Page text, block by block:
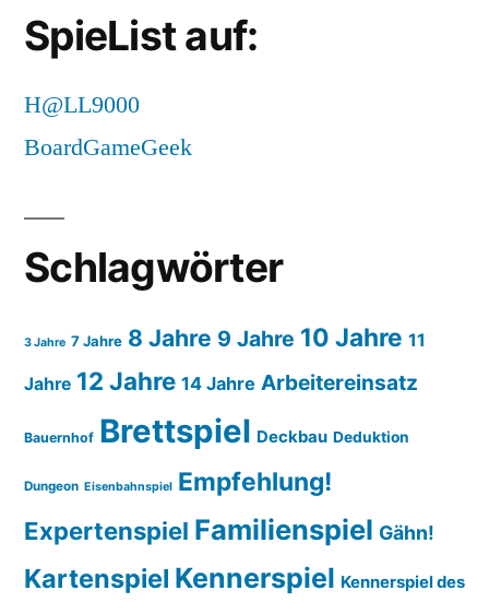
SpieList auf:
H@LL9000
BoardGameGeek
Schlagwörter
3 Jahre 7 Jahre 8 Jahre 9 Jahre 10 Jahre 11
Jahre 12 Jahre 14 Jahre Arbeitereinsatz
Bauernhof Brettspiel Deckbau Deduktion
Dungeon Eisenbahnspiel Empfehlung!
Expertenspiel Familienspiel Gähn!
Kartenspiel Kennerspiel Kennerspiel des